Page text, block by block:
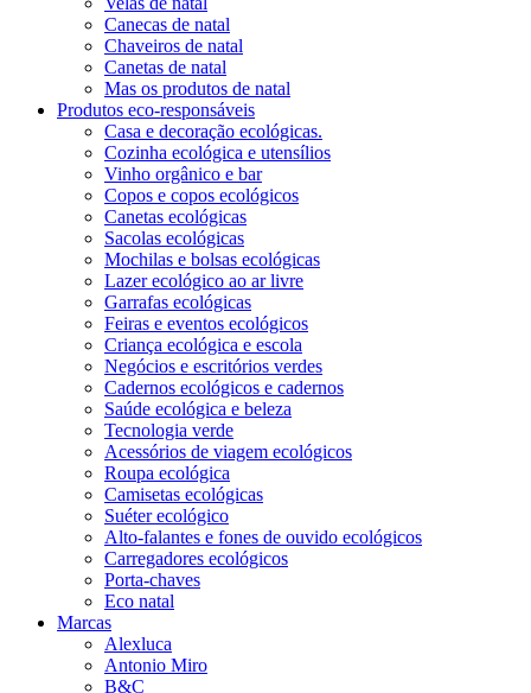
Canecas de natal
Chaveiros de natal
Canetas de natal
Mas os produtos de natal
Produtos eco-responsáveis
Casa e decoração ecológicas.
Cozinha ecológica e utensílios
Vinho orgânico e bar
Copos e copos ecológicos
Canetas ecológicas
Sacolas ecológicas
Mochilas e bolsas ecológicas
Lazer ecológico ao ar livre
Garrafas ecológicas
Feiras e eventos ecológicos
Criança ecológica e escola
Negócios e escritórios verdes
Cadernos ecológicos e cadernos
Saúde ecológica e beleza
Tecnologia verde
Acessórios de viagem ecológicos
Roupa ecológica
Camisetas ecológicas
Suéter ecológico
Alto-falantes e fones de ouvido ecológicos
Carregadores ecológicos
Porta-chaves
Eco natal
Marcas
Alexluca
Antonio Miro
B&C